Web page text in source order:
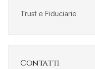
Trust e Fiduciarie
Contatti